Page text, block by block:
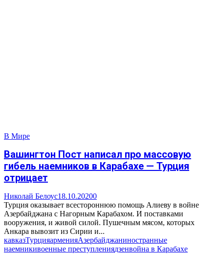
В Мире
Вашингтон Пост написал про массовую
гибель наемников в Карабахе — Турция
отрицает
Николай Белоус18.10.20200
Турция оказывает всестороннюю помощь Алиеву в войне
Азербайджана с Нагорным Карабахом. И поставками
вооружения, и живой силой. Пушечным мясом, которых
Анкара вывозит из Сирии и...
кавказТурцияарменияАзербайджаниностранные
наемникивоенные преступлениядзенвойна в Карабахе